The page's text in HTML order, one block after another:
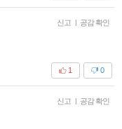
신고 | 공감 확인
0
1
신고 | 공감 확인